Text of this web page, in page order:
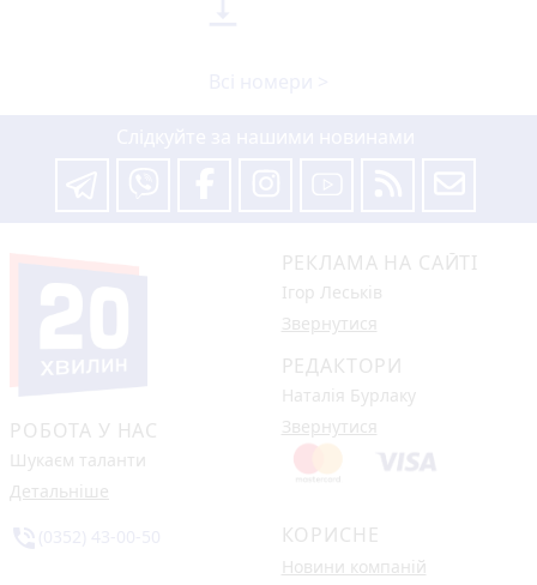
РОБОТА У НАС
Шукаєм таланти
Детальніше
РЕКЛАМА НА САЙТІ
Ігор Леськів
Звернутися
РЕДАКТОРИ
Наталія Бурлаку
Звернутися
КОРИСНЕ
Новини компаній